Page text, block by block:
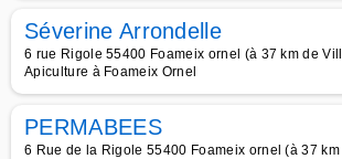
Séverine Arrondelle
6 rue Rigole 55400 Foameix ornel (à 37 km de
Apiculture à Foameix Ornel
PERMABEES
6 Rue de la Rigole 55400 Foameix ornel (à 37